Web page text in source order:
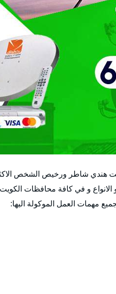
هندي شاطر ورخيص الشخص
الانواع و في كافة محافظات
مهمات العمل الموكولة اليها: